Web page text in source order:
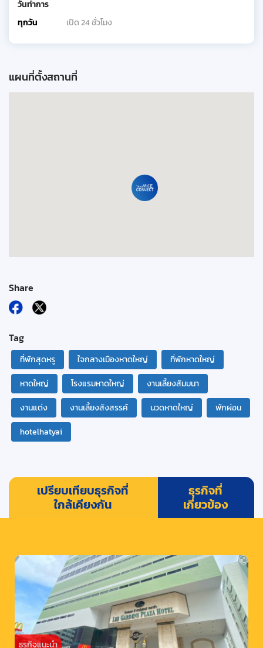
วันทำการ
ทุกวัน
เปิด 24 ชั่วโมง
แผนที่ตั้งสถานที่
Share
Tag
ที่พักสุดหรู ใจกลางเมืองหาดใหญ่
ที่พักหาดใหญ่
หาดใหญ่
โรงแรมหาดใหญ่
งานเลี้ยงสัมมนา
งานแต่ง
งานเลี้ยงสังสรรค์ นวดหาดใหญ่
พักผ่อน
hotelhatyai
เปรียบเทียบธุรกิจที่
ใกล้เคียงกัน
ธุรกิจที่
เกี่ยวข้อง
ธุรกิจแนะนำ